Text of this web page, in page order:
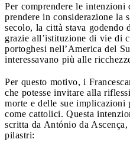
Per comprendere le
prendere in considerazione
secolo, la città stava godendo
grazie all’istituzione di vie di
portoghesi nell’America del
interessavano più alle
Per questo motivo, i
che potesse invitare alla
morte e delle sue implicazioni
come cattolici. Questa
scritta da António da Ascença,
pilastri: